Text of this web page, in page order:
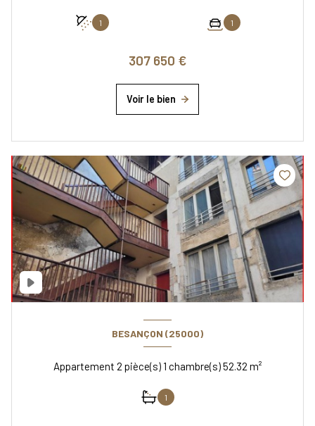
1 1
307 650 €
Voir le bien
BESANÇON (25000)
Appartement 2 pièce(s) 1 chambre(s) 52.32 m²
1